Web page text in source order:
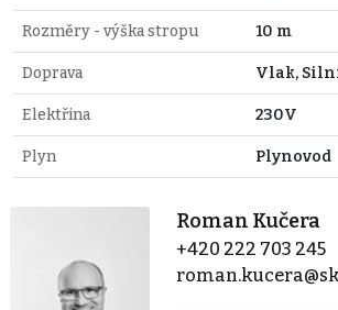
Rozměry - výška stropu 10 m
Doprava Vlak,
Elektřina 230V
Plyn Plynovod
Roman Kučera
+420 222 703 245